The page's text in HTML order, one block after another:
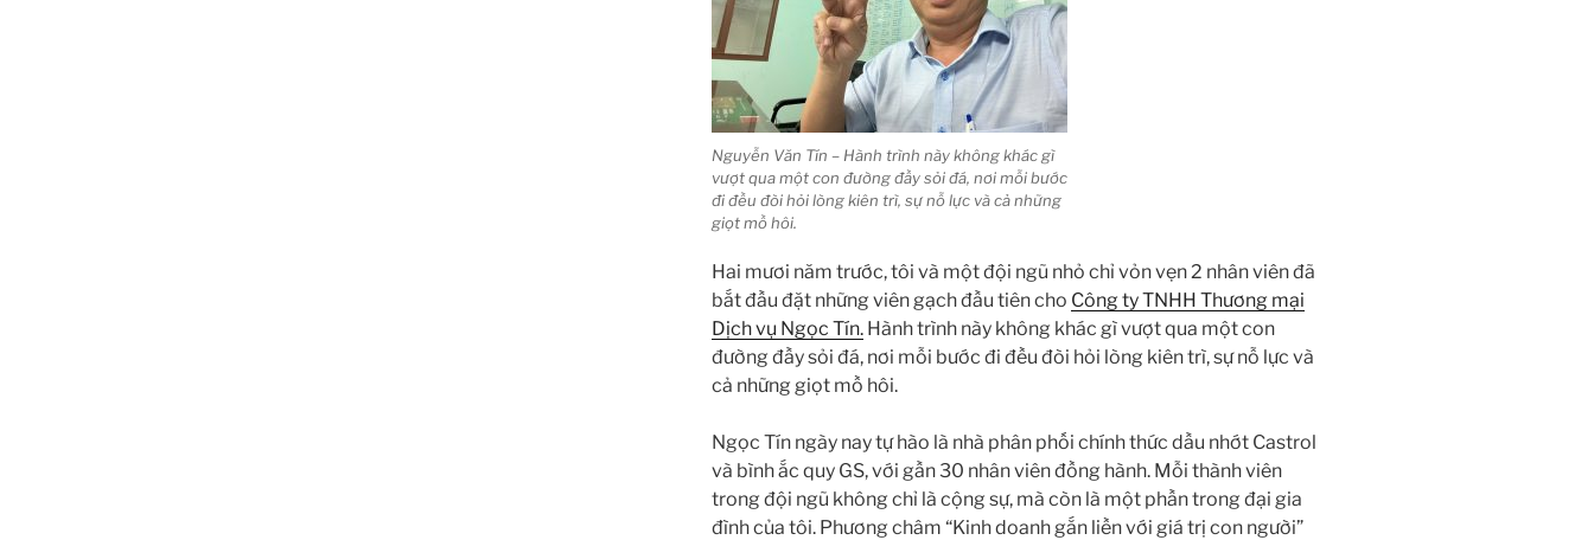
Nguyễn Văn Tín – Hành trình này không khác gì
vượt qua một con đường đầy sỏi đá, nơi mỗi bước
đi đều đòi hỏi lòng kiên trì, sự nỗ lực và cả những
giọt mồ hôi.
Hai mươi năm trước, tôi và một đội ngũ nhỏ chỉ vỏn vẹn 2 nhân viên đã
bắt đầu đặt những viên gạch đầu tiên cho Công ty TNHH Thương mại
Dịch vụ Ngọc Tín.Hành trình này không khác gì vượt qua một con
đường đầy sỏi đá, nơi mỗi bước đi đều đòi hỏi lòng kiên trì, sự nỗ lực và
cả những giọt mồ hôi.
Ngọc Tín ngày nay tự hào là nhà phân phối chính thức dầu nhớt Castrol
và bình ắc quy GS, với gần 30 nhân viên đồng hành. Mỗi thành viên
trong đội ngũ không chỉ là cộng sự, mà còn là một phần trong đại gia
đình của tôi. Phương châm “Kinh doanh gắn liền với giá trị con người”